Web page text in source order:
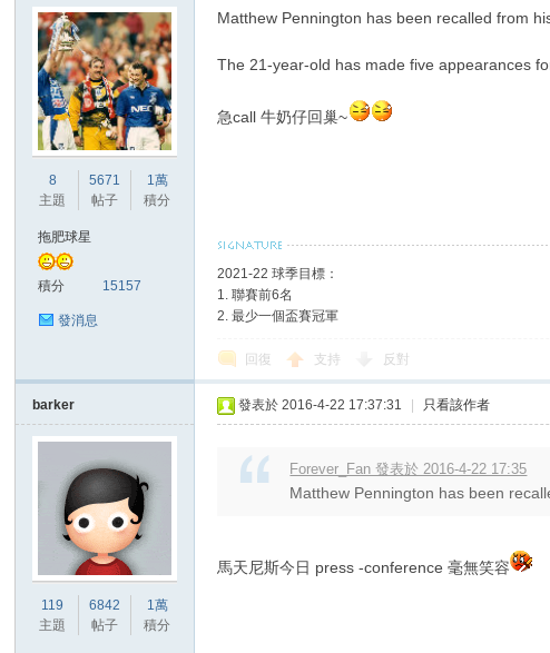
8
主題
5671
帖子
1萬
積分
拖肥球星
積分 15157
發消息
Matthew Pennington has been recalled from
The 21-year-old has made five appearances
急call 牛奶仔回巢~
2021-22 球季目標：
1. 聯賽前6名
2. 最少一個盃賽冠軍
回復 支持 反對
barker
119
主題
6842
帖子
1萬
積分
發表於 2016-4-22 17:37:31 只看該作者
Forever_Fan 發表於 2016-4-22 17:35
Matthew Pennington has been
馬天尼斯今日 press -conference 毫無笑容